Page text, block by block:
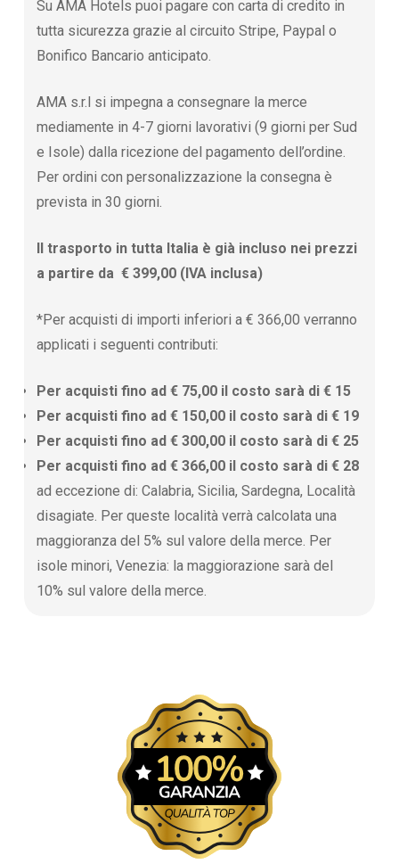
Su AMA Hotels puoi pagare con carta di credito in
tutta sicurezza grazie al circuito Stripe, Paypal o
Bonifico Bancario anticipato.
AMA s.r.l si impegna a consegnare la merce
mediamente in 4-7 giorni lavorativi (9 giorni per Sud
e Isole) dalla ricezione del pagamento dell’ordine.
Per ordini con personalizzazione la consegna è
prevista in 30 giorni.
Il trasporto in tutta Italia è già incluso nei prezzi
a partire da € 399,00 (IVA inclusa)
*Per acquisti di importi inferiori a € 366,00 verranno
applicati i seguenti contributi:
Per acquisti fino ad € 75,00 il costo sarà di € 15
Per acquisti fino ad € 150,00 il costo sarà di € 19
Per acquisti fino ad € 300,00 il costo sarà di € 25
Per acquisti fino ad € 366,00 il costo sarà di € 28
ad eccezione di: Calabria, Sicilia, Sardegna, Località
disagiate. Per queste località verrà calcolata una
maggioranza del 5% sul valore della merce. Per
isole minori, Venezia: la maggiorazione sarà del
10% sul valore della merce.